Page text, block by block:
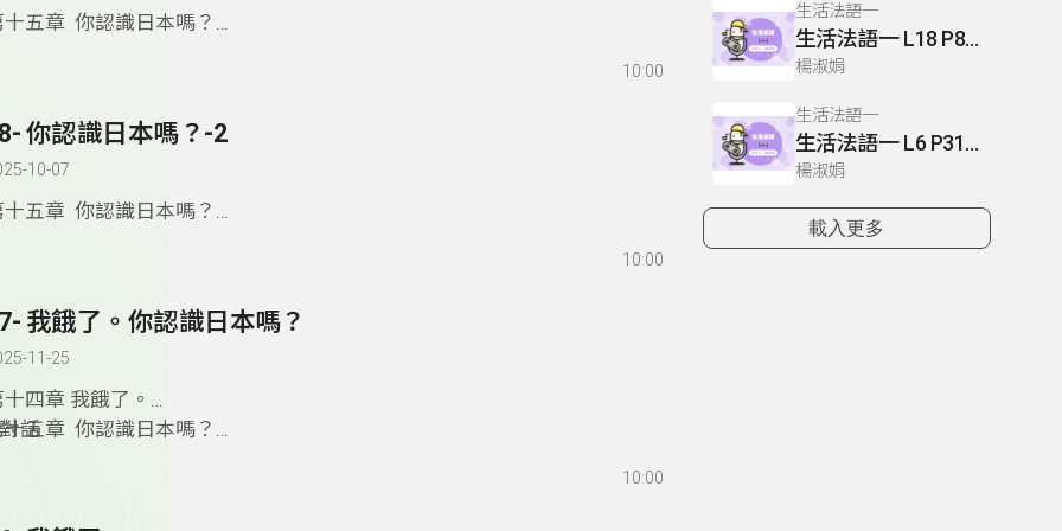
十五章 你認識日本嗎？
10:00
你認識日本嗎？-2
10-07
十五章 你認識日本嗎？
稱代名詞 (地點) : Y
10:00
我餓了。你認識日本嗎？
11-25
十四章 我餓了。
話
十五章 你認識日本嗎？
10:00
生活法語一
生活法語一 L18 P80.82-83
楊淑娟
生活法語一
生活法語一 L6 P31 L7 P32-33
楊淑娟
載入更多